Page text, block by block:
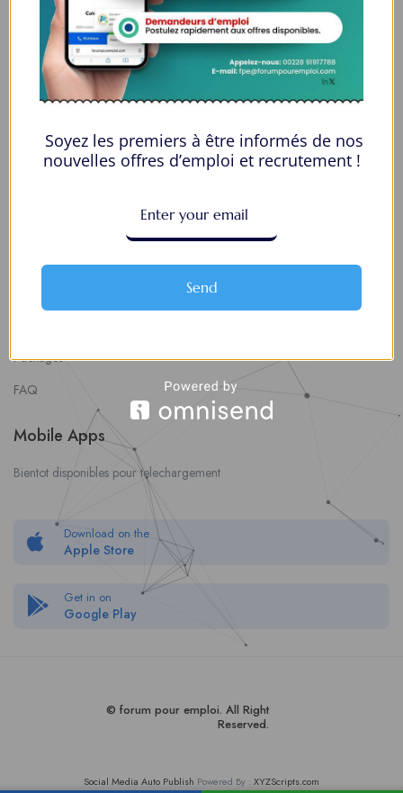
Espace Employeurs
Parcourirs les employeurs
Login employeurs
Offres d’Emploi
Contact Us
Packages
FAQ
Mobile Apps
Bientot disponibles pour telechargement
Download on the
Apple Store
Get in on
Google Play
© forum pour emploi. All Right
Reserved.
Social Media Auto Publish Powered By : XYZScripts.com
Soyez les premiers à être informés de nos
nouvelles offres d’emploi et recrutement !
Send